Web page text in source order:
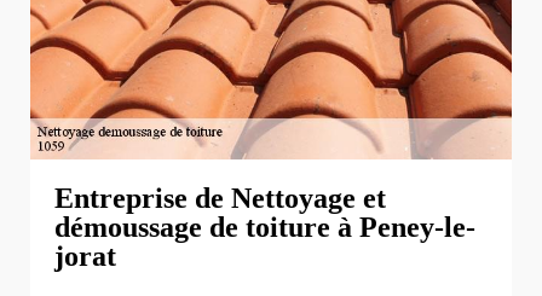
Entreprise de Nettoyage et
démoussage de toiture à Peney-le-
jorat